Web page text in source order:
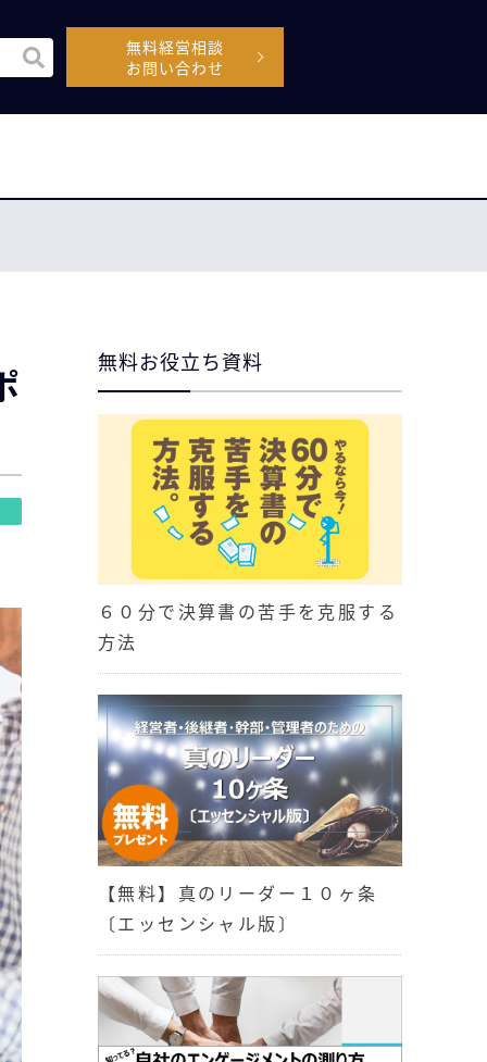
能付きの検索フィールドです。
ので、候補はありません。
無料経営相談
お問い合わせ
無料お役立ち資料
６０分で決算書の苦手を克服する
方法
【無料】真のリーダー１０ヶ条
〔エッセンシャル版〕